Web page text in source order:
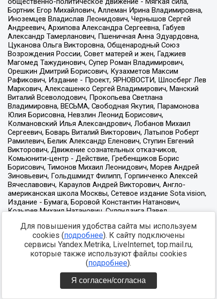
Для повышения удобства сайта мы используем
cookies (подробнее). К сайту подключены
сервисы Yandex.Metrika, LiveInternet, top.mail.ru,
которые также используют файлы cookies
(подробнее).
Я согласен/согласна